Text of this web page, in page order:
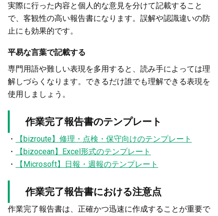
実際に行った内容と個人的な意見を分けて記載すること
で、客観性の高い報告書になります。誤解や認識違いの防
止にも効果的です。
平易な言葉で記載する
専門用語や難しい表現を多用すると、読み手によっては理
解しづらくなります。できるだけ誰でも理解できる表現を
使用しましょう。
作業完了報告書のテンプレート
・
【bizroute】修理・点検・保守向けのテンプレート
・
【bizocean】Excel形式のテンプレート
・
【Microsoft】日報・週報のテンプレート
作業完了報告書における注意点
作業完了報告書は、正確かつ迅速に作成することが重要で